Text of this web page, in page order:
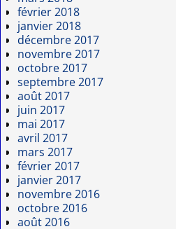
février 2018
janvier 2018
décembre 2017
novembre 2017
octobre 2017
septembre 2017
août 2017
juin 2017
mai 2017
avril 2017
mars 2017
février 2017
janvier 2017
novembre 2016
octobre 2016
août 2016